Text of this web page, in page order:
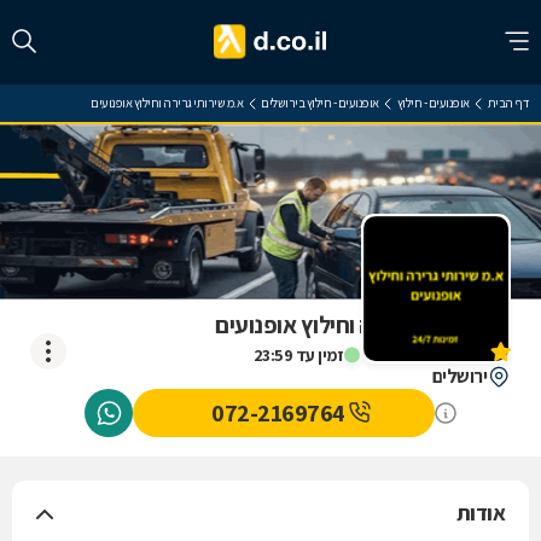
דף הבית אופנועים - חילוץ אופנועים - חילוץ בירושלים א.מ שירותי גרירה וחילוץ אופנועים
זמין עד 23:59
א.מ שירותי גרירה וחילוץ אופנועים
אין עדיין חוות דעת
ירושלים
072-2169764
אודות